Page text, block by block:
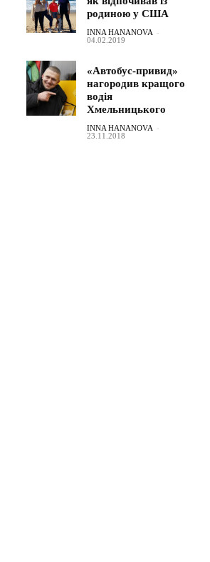
родиною у США
INNA HANANOVA -
04.02.2019
«Автобус-привид»
нагородив кращого
водія
Хмельницького
INNA HANANOVA -
23.11.2018